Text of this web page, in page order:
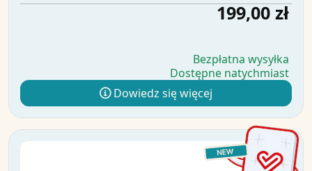
199,00 zł
Bezpłatna wysyłka
Dostępne natychmiast
Dowiedz się więcej